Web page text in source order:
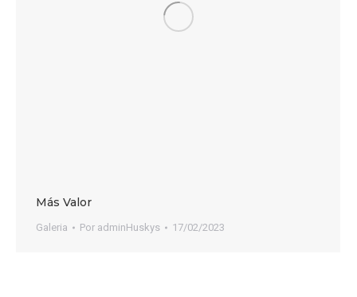
Más Valor
Galeria Por adminHuskys 17/02/2023